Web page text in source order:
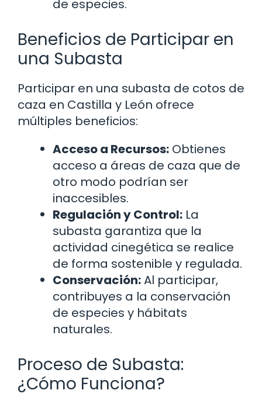
de especies.
Beneficios de Participar en
una Subasta
Participar en una subasta de cotos de
caza en Castilla y León ofrece
múltiples beneficios:
Acceso a Recursos: Obtienes
acceso a áreas de caza que de
otro modo podrían ser
inaccesibles.
Regulación y Control: La
subasta garantiza que la
actividad cinegética se realice
de forma sostenible y regulada.
Conservación:Al participar,
contribuyes a la conservación
de especies y hábitats
naturales.
Proceso de Subasta:
¿Cómo Funciona?